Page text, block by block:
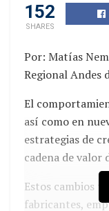
solo dígito alto
materializarse
millones de
152
SHARES
Por: Matías
Regional Andes
El
así como en
estrategias de
cadena de valor
Estos cambios
fabricantes,